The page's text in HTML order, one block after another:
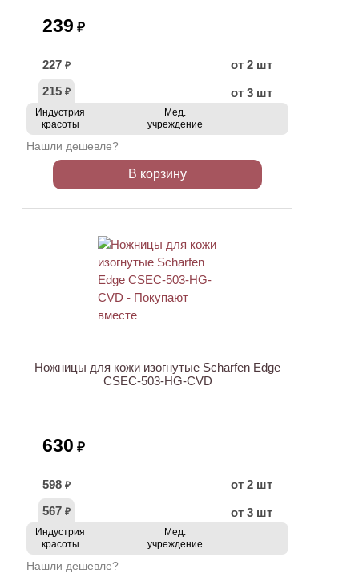
239 ₽
227 ₽
от 2 шт
215 ₽ от 3 шт
Индустрия
красоты
Мед.
учреждение
Нашли дешевле?
В корзину
Ножницы для кожи изогнутые Scharfen Edge
CSEC-503-HG-CVD
630 ₽
598 ₽
от 2 шт
567 ₽ от 3 шт
Индустрия
красоты
Мед.
учреждение
Нашли дешевле?